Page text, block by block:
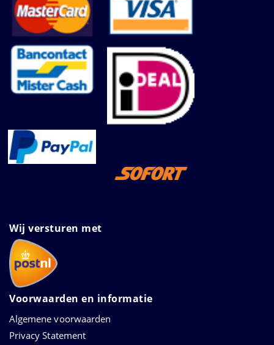
Wij versturen met
Voorwaarden en informatie
Algemene voorwaarden
Privacy Statement